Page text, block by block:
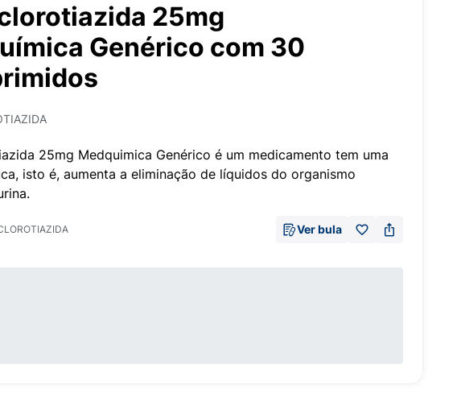
25mg
Genérico com 30
25mg Medquimica Genérico é um medicamento tem uma
isto é, aumenta a eliminação de líquidos do organismo
Ver bula